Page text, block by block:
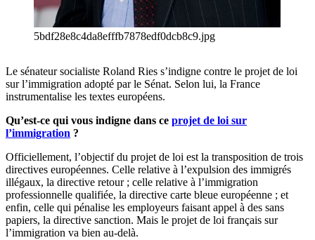
5bdf28e8c4da8efffb7878edf0dcb8c9.jpg
Le sénateur socialiste Roland Ries s’indigne contre le projet de loi
sur l’immigration adopté par le Sénat. Selon lui, la France
instrumentalise les textes européens.
Qu’est-ce qui vous indigne dans ce projet de loi sur
l’immigration ?
Officiellement, l’objectif du projet de loi est la transposition de trois
directives européennes. Celle relative à l’expulsion des immigrés
illégaux, la directive retour ; celle relative à l’immigration
professionnelle qualifiée, la directive carte bleue européenne ; et
enfin, celle qui pénalise les employeurs faisant appel à des sans
papiers, la directive sanction. Mais le projet de loi français sur
l’immigration va bien au-delà.